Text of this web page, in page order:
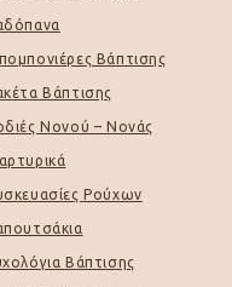
Βάπτισης
Βάπτισης
Νονού – Νονάς
Ρούχων
Βάπτισης